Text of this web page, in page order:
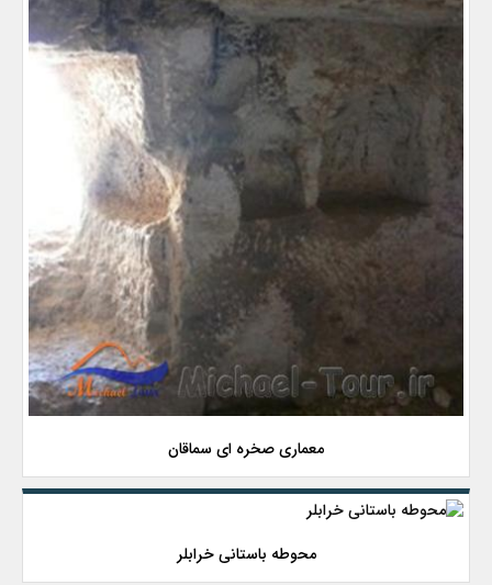
معماری صخره ای سماقان
محوطه باستانی خرابلر